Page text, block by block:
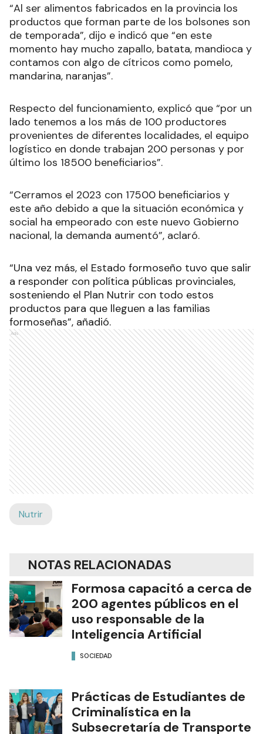
“Al ser alimentos fabricados en la provincia los
productos que forman parte de los bolsones son
de temporada”, dijo e indicó que “en este
momento hay mucho zapallo, batata, mandioca y
contamos con algo de cítricos como pomelo,
mandarina, naranjas”.
Respecto del funcionamiento, explicó que “por un
lado tenemos a los más de 100 productores
provenientes de diferentes localidades, el equipo
logístico en donde trabajan 200 personas y por
último los 18500 beneficiarios”.
“Cerramos el 2023 con 17500 beneficiarios y
este año debido a que la situación económica y
social ha empeorado con este nuevo Gobierno
nacional, la demanda aumentó”, aclaró.
“Una vez más, el Estado formoseño tuvo que salir
a responder con política públicas provinciales,
sosteniendo el Plan Nutrir con todo estos
productos para que lleguen a las familias
formoseñas”, añadió.
Ads
Nutrir
NOTAS RELACIONADAS
Formosa capacitó a cerca de
200 agentes públicos en el
uso responsable de la
Inteligencia Artificial
SOCIEDAD
Prácticas de Estudiantes de
Criminalística en la
Subsecretaría de Transporte